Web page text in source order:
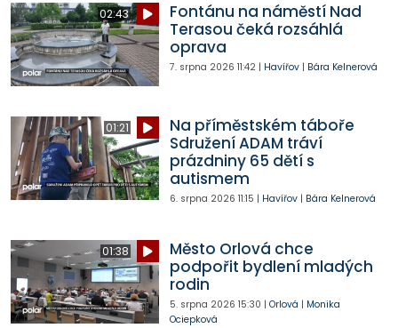
02:43
Fontánu na náměstí Nad
Terasou čeká rozsáhlá
oprava
7. srpna 2026 11:42| Havířov| Bára Kelnerová
01:21
Na příměstském táboře
Sdružení ADAM tráví
prázdniny 65 dětí s
autismem
6. srpna 2026 11:15 | Havířov| Bára Kelnerová
01:38
Město Orlová chce
podpořit bydlení mladých
rodin
5. srpna 2026 15:30 | Orlová | Monika
Ociepková